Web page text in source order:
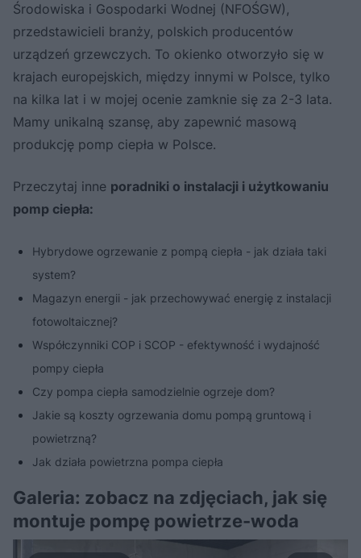
Środowiska i Gospodarki Wodnej (NFOŚGW),
przedstawicieli branży, polskich producentów
urządzeń grzewczych. To okienko otworzyło się w
krajach europejskich, między innymi w Polsce, tylko
na kilka lat i w mojej ocenie zamknie się za 2-3 lata.
Mamy unikalną szansę, aby zapewnić masową
produkcję pomp ciepła w Polsce.
Przeczytaj inne poradniki o instalacji i użytkowaniu
pomp ciepła:
Hybrydowe ogrzewanie z pompą ciepła - jak działa taki
system?
Magazyn energii - jak przechowywać energię z instalacji
fotowoltaicznej?
Współczynniki COP i SCOP - efektywność i wydajność
pompy ciepła
Czy pompa ciepła samodzielnie ogrzeje dom?
Jakie są koszty ogrzewania domu pompą gruntową i
powietrzną?
Jak działa powietrzna pompa ciepła
Galeria: zobacz na zdjęciach, jak się
montuje pompę powietrze-woda